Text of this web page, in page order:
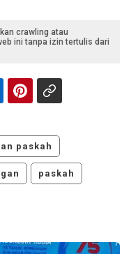
crawling atau
ini tanpa izin tertulis dari
paskah
paskah